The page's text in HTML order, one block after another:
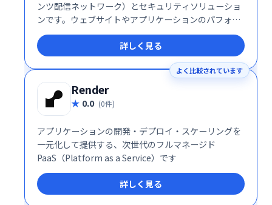
ンツ配信ネットワーク）とセキュリティソリューショ
ンです。ウェブサイトやアプリケーションのパフォー
マンスを向上させ、サイバー攻撃から保護します。待
ち時間の短縮、可用性の向上を実現し、コンバージョ
ン率の向上とユーザー体験の改善に貢献します。公
共・民間部門を問わず、幅広い企業が利用していま
す。
詳しく見る
よく比較されています
Render
0.0 (0件)
アプリケーションの開発・デプロイ・スケーリングを
一元化して提供する、次世代のフルマネージド
PaaS（Platform as a Service）です
詳しく見る